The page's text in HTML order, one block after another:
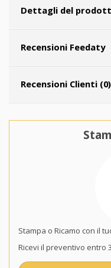
Dettagli del
Recensioni Feedaty
Recensioni Clienti (0)
Stampa o Ricamo con il
Ricevi il preventivo entro